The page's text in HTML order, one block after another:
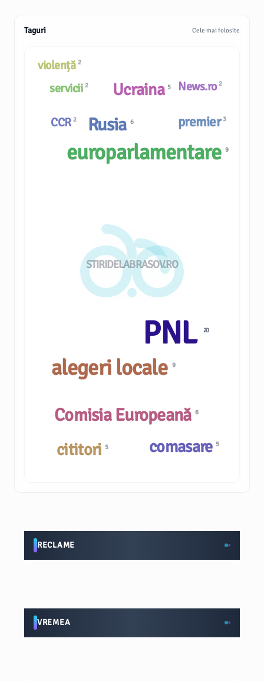
Taguri Cele mai folosite
STIRIDELABRASOV.RO
Comisia Europeană 6
servicii 2
PNL 20
CCR 2
Ucraina 5
Rusia 6 premier3
News.ro 2
alegeri locale 9
violență 2
europarlamentare 9
comasare 5
cititori 5
RECLAME
VREMEA